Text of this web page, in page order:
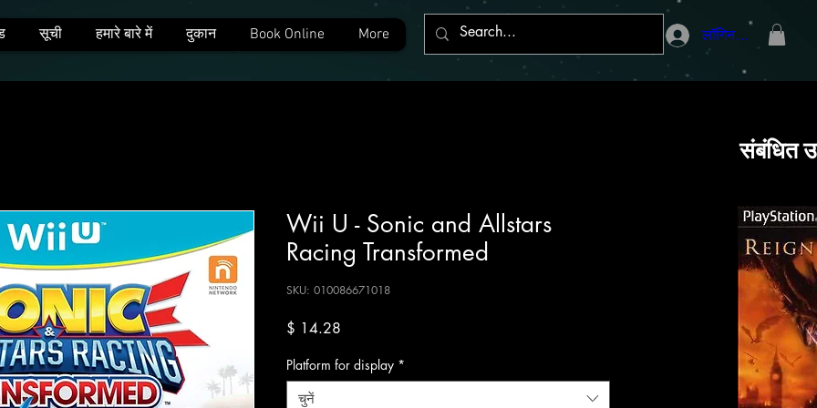
सूची हमारे बारे में दुकान Book Online More लॉगिन करें
Wii U - Sonic and Allstars
Racing Transformed
SKU: 010086671018
$ 14.28
Platform for display *
चुनें
संबंधित